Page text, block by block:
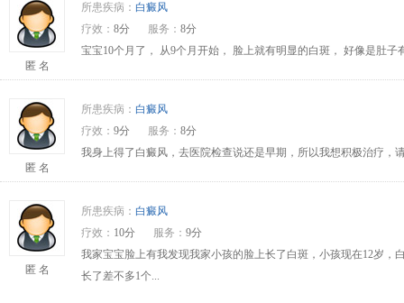
匿 名
所患疾病： 白癜风
疗效： 8分 服务： 8分
宝宝10个月了， 从9个月开始， 脸上就有明显的白斑， 好像是肚
匿 名
所患疾病： 白癜风
疗效： 9分 服务： 8分
我身上得了白癜风，去医院检查说还是早期，所以我想积极治疗，
匿 名
所患疾病： 白癜风
疗效： 10分 服务： 9分
我家宝宝脸上有我发现我家小孩的脸上长了白斑，小孩现在12岁
长了差不多1个...